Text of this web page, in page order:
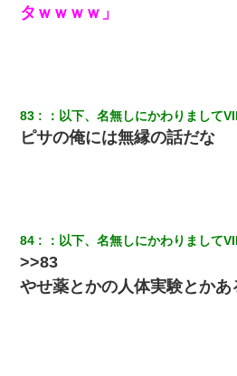
タｗｗｗｗ」
83 ： 以下、名無しにかわりまして
ピサの俺には無縁の話だな
84 ： 以下、名無しにかわりまして
>>83
やせ薬とかの人体実験とか